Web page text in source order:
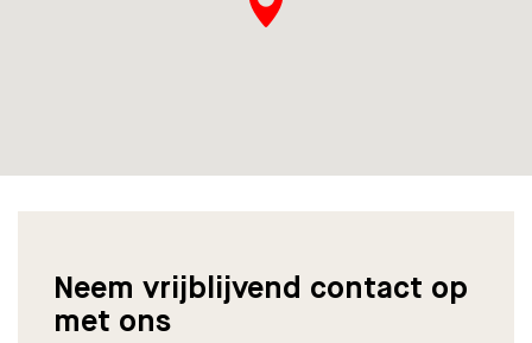
Neem vrijblijvend contact op
met ons